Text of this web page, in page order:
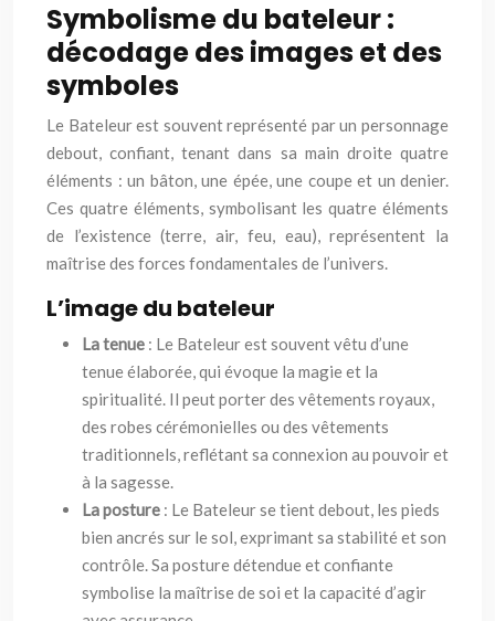
Symbolisme du bateleur :
décodage des images et des
symboles
Le Bateleur est souvent représenté par un personnage
debout, confiant, tenant dans sa main droite quatre
éléments : un bâton, une épée, une coupe et un denier.
Ces quatre éléments, symbolisant les quatre éléments
de l’existence (terre, air, feu, eau), représentent la
maîtrise des forces fondamentales de l’univers.
L’image du bateleur
La tenue : Le Bateleur est souvent vêtu d’une
tenue élaborée, qui évoque la magie et la
spiritualité. Il peut porter des vêtements royaux,
des robes cérémonielles ou des vêtements
traditionnels, reflétant sa connexion au pouvoir et
à la sagesse.
La posture : Le Bateleur se tient debout, les pieds
bien ancrés sur le sol, exprimant sa stabilité et son
contrôle. Sa posture détendue et confiante
symbolise la maîtrise de soi et la capacité d’agir